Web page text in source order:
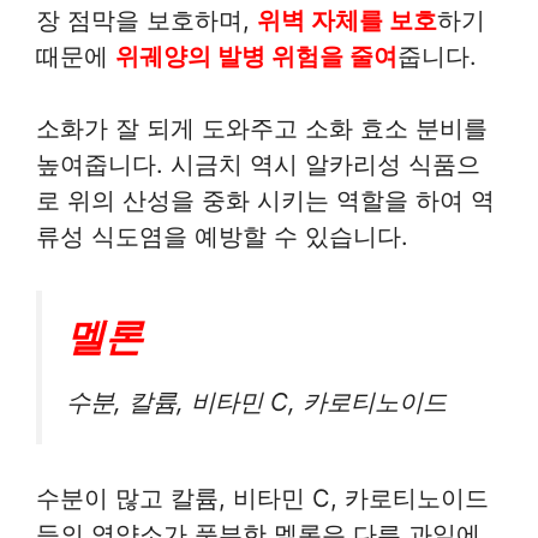
장 점막을 보호하며, 위벽 자체를 보호하기
때문에 위궤양의 발병 위험을 줄여줍니다.
소화가 잘 되게 도와주고 소화 효소 분비를
높여줍니다. 시금치 역시 알카리성 식품으
로 위의 산성을 중화 시키는 역할을 하여 역
류성 식도염을 예방할 수 있습니다.
멜론
수분, 칼륨, 비타민 C, 카로티노이드
수분이 많고 칼륨, 비타민 C, 카로티노이드